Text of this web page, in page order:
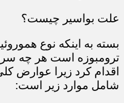
علت بواسیر چیست؟
بسته به اینکه نوع
ترومبوزه است هر چه
اقدام کرد زیرا عوارض
شامل موارد زیر است: